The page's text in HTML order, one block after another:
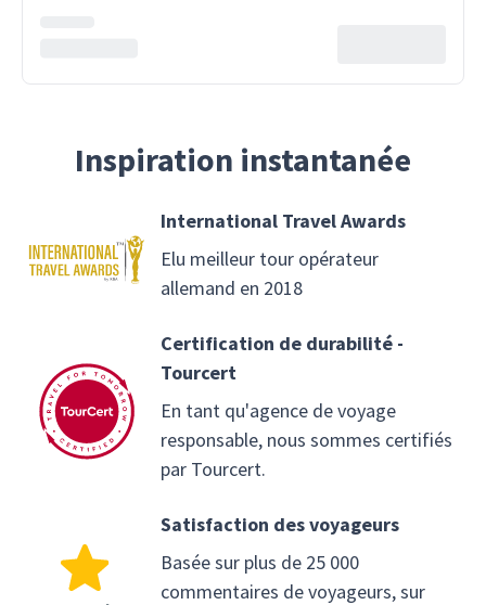
Inspiration instantanée
International Travel Awards
Elu meilleur tour opérateur
allemand en 2018
Certification de durabilité -
Tourcert
En tant qu'agence de voyage
responsable, nous sommes certifiés
par Tourcert.
Satisfaction des voyageurs
Basée sur plus de 25 000
commentaires de voyageurs, sur